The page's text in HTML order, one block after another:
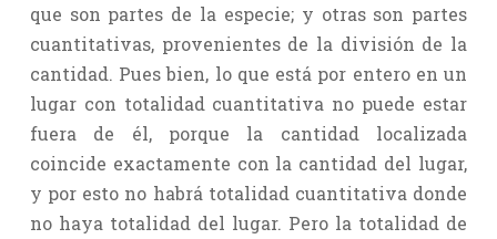
que son partes de la especie; y otras son partes
cuantitativas, provenientes de la división de la
cantidad. Pues bien, lo que está por entero en un
lugar con totalidad cuantitativa no puede estar
fuera de él, porque la cantidad localizada
coincide exactamente con la cantidad del lugar,
y por esto no habrá totalidad cuantitativa donde
no haya totalidad del lugar. Pero la totalidad de